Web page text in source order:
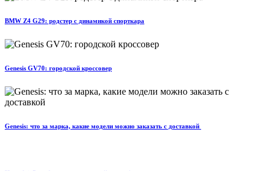
BMW Z4 G29: родстер с динамикой спорткара
Genesis GV70: городской кроссовер
Genesis: что за марка, какие модели можно заказать с доставкой